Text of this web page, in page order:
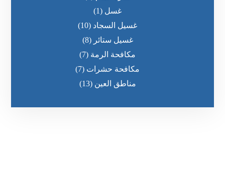
غسل (1)
غسيل السجاد (10)
غسيل ستائر (8)
مكافحة الرمة (7)
مكافحة حشرات (7)
مناطق العين (13)